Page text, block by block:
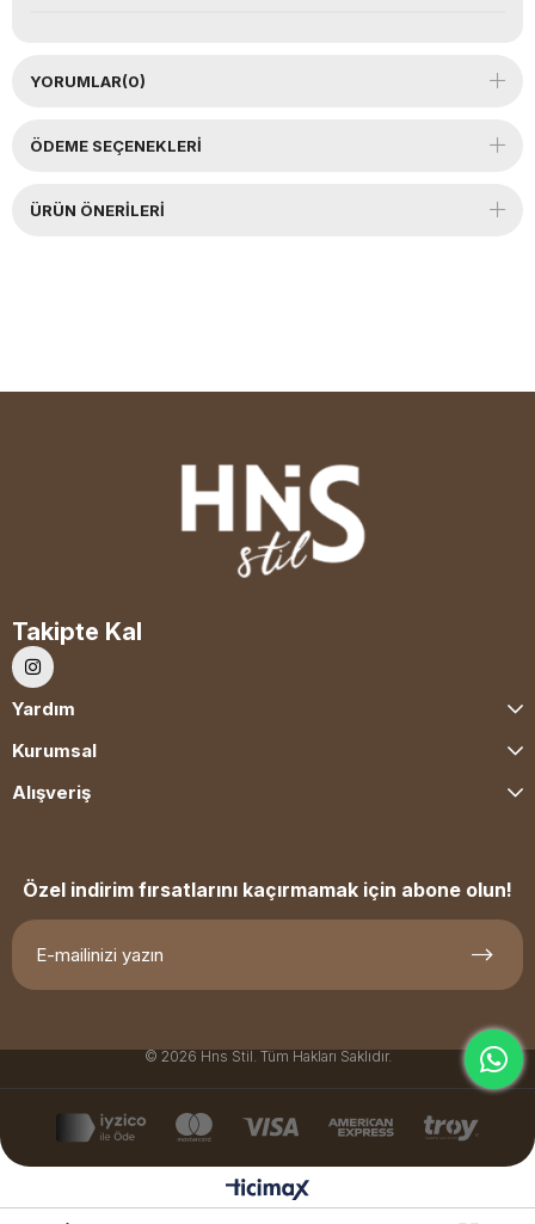
YORUMLAR(0)
ÖDEME SEÇENEKLERI
ÜRÜN ÖNERILERI
Takipte Kal
Yardım
Kurumsal
Alışveriş
Özel indirim fırsatlarını kaçırmamak için abone olun!
© 2026 Hns Stil. Tüm Hakları Saklıdır.